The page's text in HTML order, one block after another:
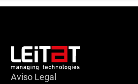
Aviso Legal